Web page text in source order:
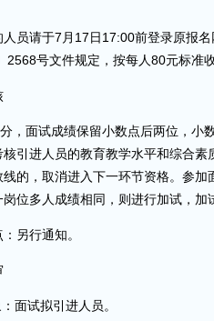
人员请于7月17日17:00前登录原报
2568号文件规定，按每人80元标准
，面试成绩保留小数点后两位，小
引进人员的教育教学水平和综合素
的，取消进入下一环节资格。参
岗位多人成绩相同，则进行加试，加
另行通知。
面试拟引进人员。